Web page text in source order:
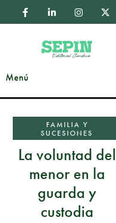
Menú
FAMILIA Y
SUCESIONES
La voluntad del
menor en la
guarda y
custodia